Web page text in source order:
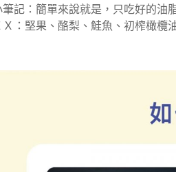
筆記：簡單來說就是，只吃好的油
Ｘ：堅果、酪梨、鮭魚、初榨橄欖